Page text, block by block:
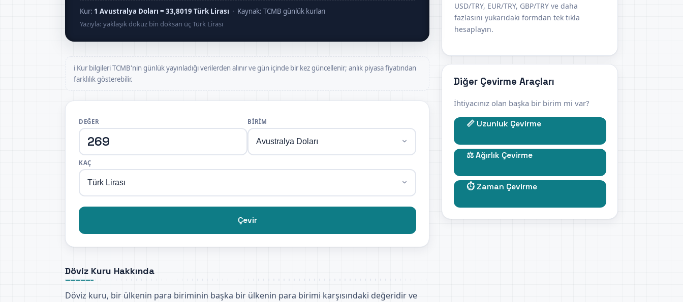
Kur: 1 Avustralya Doları = 33,8019 Türk Lirası · Kaynak: TCMB günlük kurları
Yazıyla: yaklaşık dokuz bin doksan üç Türk Lirası
ℹ️ Kur bilgileri TCMB'nin günlük yayınladığı verilerden alınır ve gün içinde bir kez güncellenir; anlık piyasa fiyatından
farklılık gösterebilir.
DEĞER BIRIM
KAÇ
Çevir
Döviz Kuru Hakkında
Döviz kuru, bir ülkenin para biriminin başka bir ülkenin para birimi karşısındaki değeridir ve
USD/TRY, EUR/TRY, GBP/TRY ve daha
fazlasını yukarıdaki formdan tek tıkla
hesaplayın.
Diğer Çevirme Araçları
İhtiyacınız olan başka bir birim mi var?
📏 Uzunluk Çevirme
⚖️ Ağırlık Çevirme
⏱️ Zaman Çevirme